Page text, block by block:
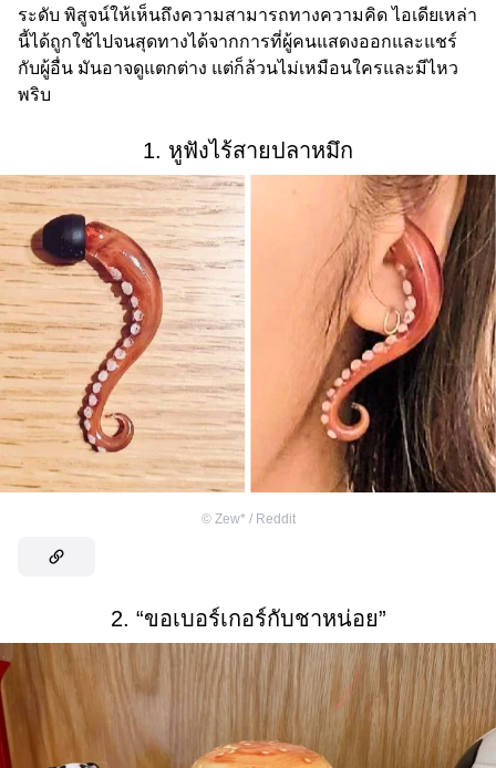
ระดับ พิสูจน์ให้เห็นถึงความสามารถทางความคิด ไอเดียเหล่า
นี้ได้ถูกใช้ไปจนสุดทางได้จากการที่ผู้คนแสดงออกและแชร์
กับผู้อื่น มันอาจดูแตกต่าง แต่ก็ล้วนไม่เหมือนใครและมีไหว
พริบ
1. หูฟังไร้สายปลาหมึก
© Zew* / Reddit
2. “ขอเบอร์เกอร์กับชาหน่อย”